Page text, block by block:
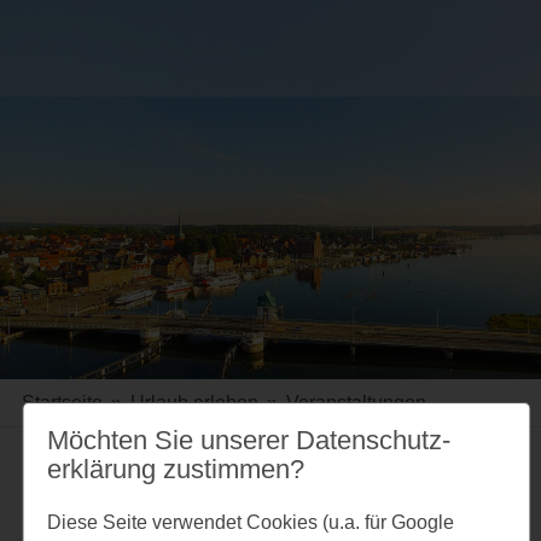
Startseite » Urlaub erleben » Veranstaltungen
Merkzettel
Möchten Sie unserer Datenschutz­
erklärung zustimmen?
Diese Seite verwendet Cookies (u.a. für Google